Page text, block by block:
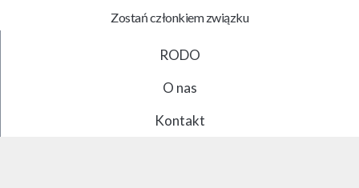
RODO
O nas
Kontakt
Zostań członkiem związku